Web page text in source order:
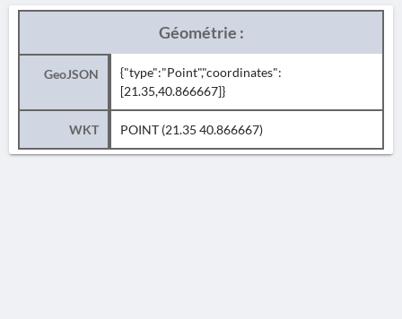
Géométrie :
GeoJSON
{"type":"Point","coordinates":
[21.35,40.866667]}
WKT POINT (21.35 40.866667)